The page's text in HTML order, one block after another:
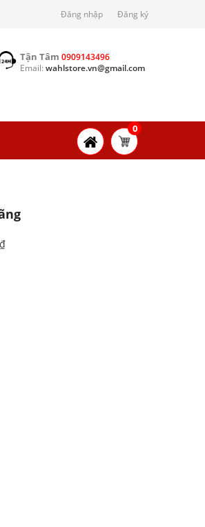
Đăng nhập Đăng ký
Tận Tâm 0909143496
Email: wahlstore.vn@gmail.com
0